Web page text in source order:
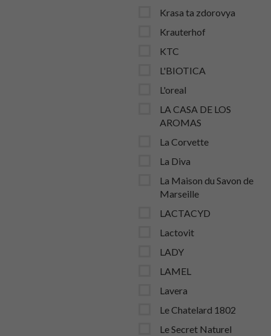
Krasa ta zdorovya
Krauterhof
KTC
L'BIOTICA
L'oreal
LA CASA DE LOS
AROMAS
La Corvette
La Diva
La Maison du Savon de
Marseille
LACTACYD
Lactovit
LADY
LAMEL
Lavera
Le Chatelard 1802
Le Secret Naturel